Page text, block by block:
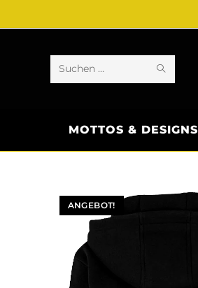
Diese
durchsuchen
MOTTOS & DESIGNS
ANGEBOT!